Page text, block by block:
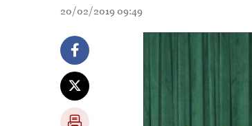
20/02/2019 09:49